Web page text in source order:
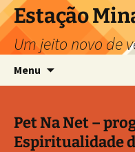
Pular
para
o
conteúdo
Estação
Um jeito novo de
Menu
Pet Na Net –
Espiritualidade